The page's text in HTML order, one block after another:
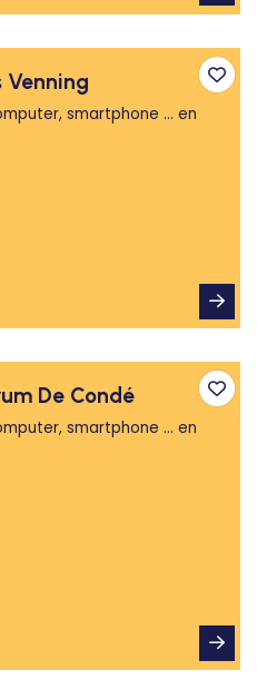
Venning
smartphone ... en
De Condé
smartphone ... en